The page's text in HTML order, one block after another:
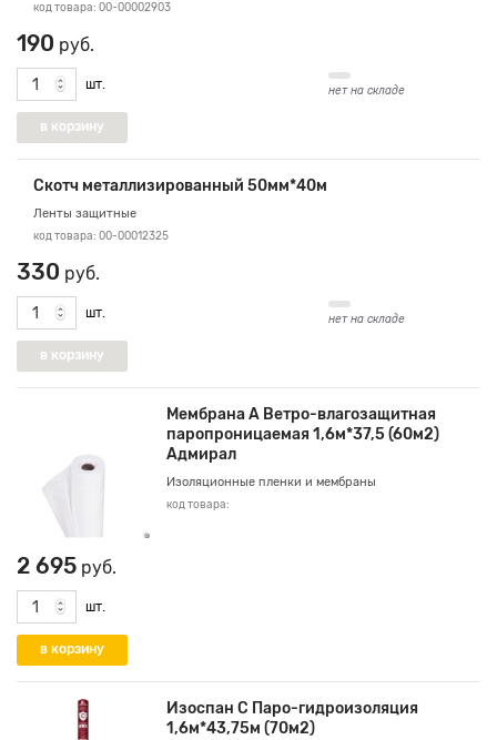
код товара: 00-00002903
190 руб.
шт. нет на складе
Скотч металлизированный 50мм*40м
Ленты защитные
код товара: 00-00012325
330 руб.
шт. нет на складе
Мембрана A Ветро-влагозащитная
паропроницаемая 1,6м*37,5 (60м2)
Адмирал
Изоляционные пленки и мембраны
код товара:
2 695 руб.
шт.
Изоспан С Паро-гидроизоляция
1,6м*43,75м (70м2)